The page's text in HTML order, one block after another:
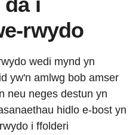
rwydo
wedi mynd yn
yw'n amlwg bob amser
neu neges destun yn
hidlo e-bost yn
i ffolderi